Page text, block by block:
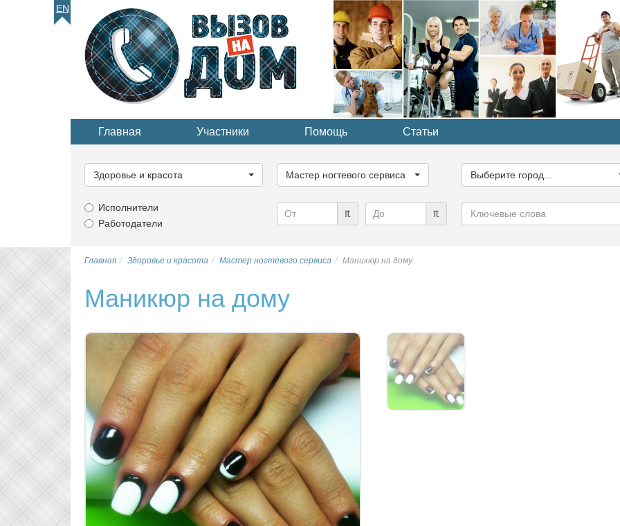
EN
Главная Участники Помощь Статьи
категорию...
Здоровье и красота
категорию...
Мастер ногтевого сервиса
город...
Выберите город...
Исполнители
Работодатели
₶ ₶
Ключевые
слова
Главная Здоровье и красота Мастер ногтевого сервиса Маникюр на дому
Маникюр на дому